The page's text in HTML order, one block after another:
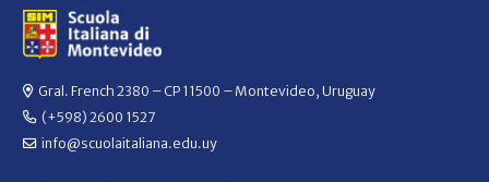
Gral. French 2380 – CP 11500 – Montevideo, Uruguay
(+598) 2600 1527
info@scuolaitaliana.edu.uy